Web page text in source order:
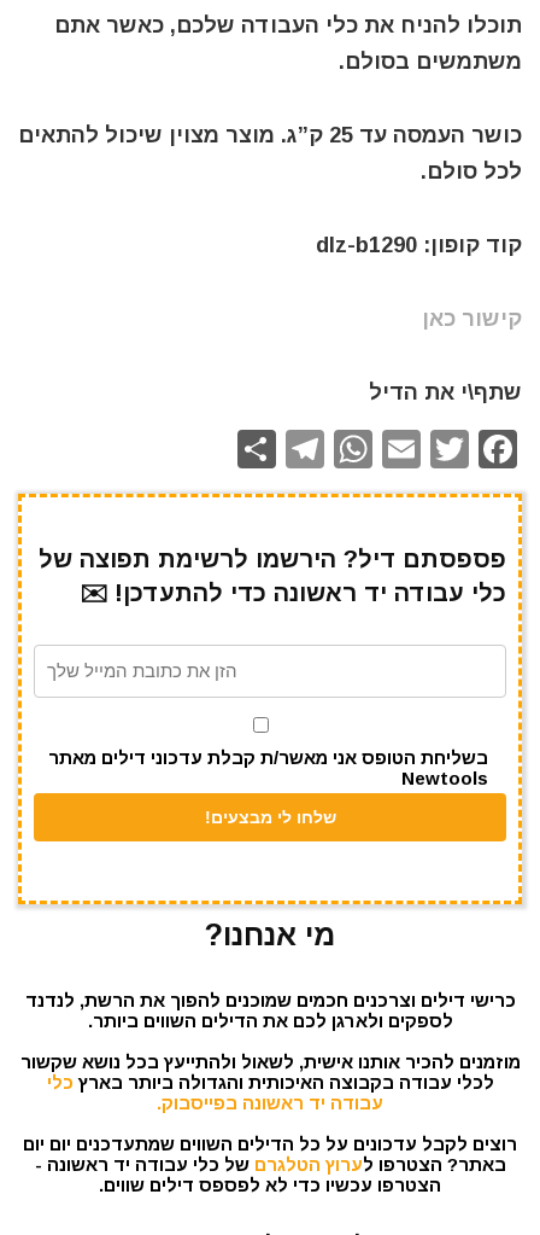
תוכלו להניח את כלי העבודה שלכם, כאשר אתם
משתמשים בסולם.
כושר העמסה עד 25 ק”ג. מוצר מצוין שיכול להתאים
לכל סולם.
קוד קופון: dlz-b1290
קישור כאן
שתף\י את הדיל
F
a
e
b
o
T
w
te
r
E
m
l
W
h
s
A
p
T
el
gr
a
m
h
e
פספסתם דיל? הירשמו לרשימת תפוצה של
כלי עבודה יד ראשונה כדי להתעדכן! ✉️
בשליחת הטופס אני מאשר/ת קבלת עדכוני דילים מאתר
Newtools
מי אנחנו?
כרישי דילים וצרכנים חכמים שמוכנים להפוך את הרשת, לנדנד
לספקים ולארגן לכם את הדילים השווים ביותר.
מוזמנים להכיר אותנו אישית, לשאול ולהתייעץ בכל נושא שקשור
לכלי עבודה בקבוצה האיכותית והגדולה ביותר בארץ כלי
עבודה יד ראשונה בפייסבוק.
רוצים לקבל עדכונים על כל הדילים השווים שמתעדכנים יום יום
באתר? הצטרפו לערוץ הטלגרם של כלי עבודה יד ראשונה -
הצטרפו עכשיו כדי לא לפספס דילים שווים.